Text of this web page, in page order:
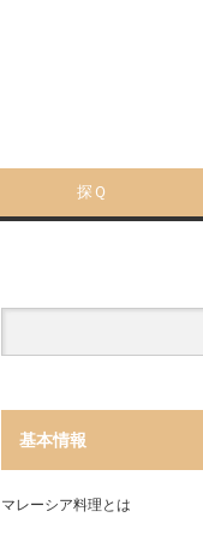
探Ｑ
基本情報
マレーシア料理とは